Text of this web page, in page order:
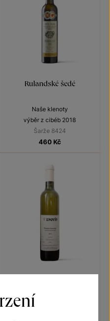
Rulandské šedé
Naše klenoty
výběr z cibéb 2018
Šarže 8424
460 Kč
Unikátní archivní vína
moravské zemské víno 2011